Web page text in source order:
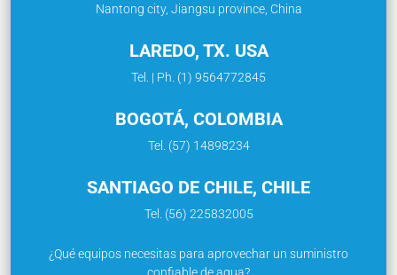
Nantong city, Jiangsu province, China
LAREDO, TX. USA
Tel. | Ph. (1) 9564772845
BOGOTÁ, COLOMBIA
Tel. (57) 14898234
SANTIAGO DE CHILE, CHILE
Tel. (56) 225832005
¿Qué equipos necesitas para aprovechar un suministro